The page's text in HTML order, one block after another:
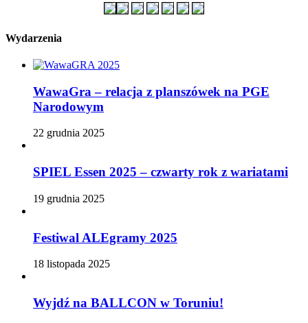
Wydarzenia
WawaGra – relacja z planszówek na PGE
Narodowym
22 grudnia 2025
SPIEL Essen 2025 – czwarty rok z wariatami
19 grudnia 2025
Festiwal ALEgramy 2025
18 listopada 2025
Wyjdź na BALLCON w Toruniu!